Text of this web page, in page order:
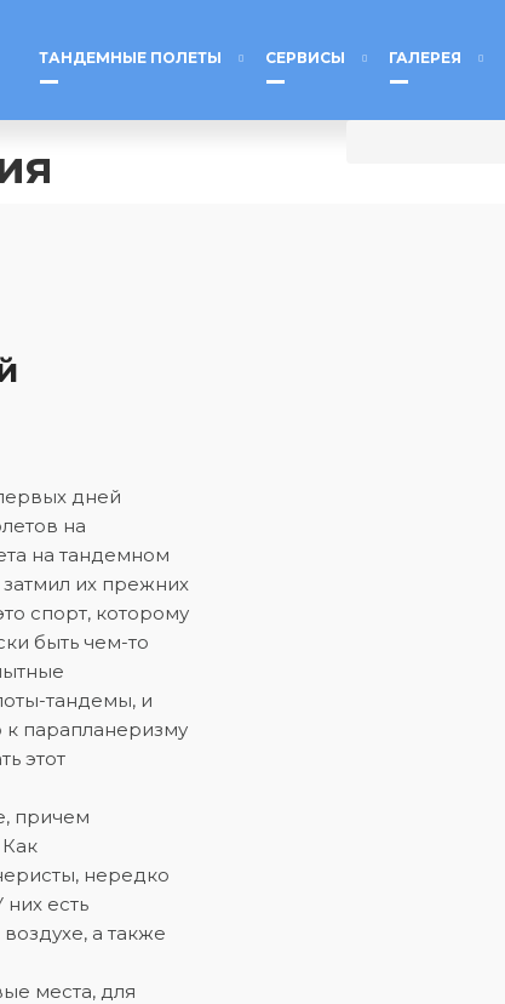
ТАНДЕМНЫЕ ПОЛЕТЫ СЕРВИСЫ ГАЛЕРЕЯ
дней
на
на тандемном
их прежних
спорт, которому
быть чем-то
тандемы, и
к парапланеризму
этот
причем
нередко
есть
а также
места, для